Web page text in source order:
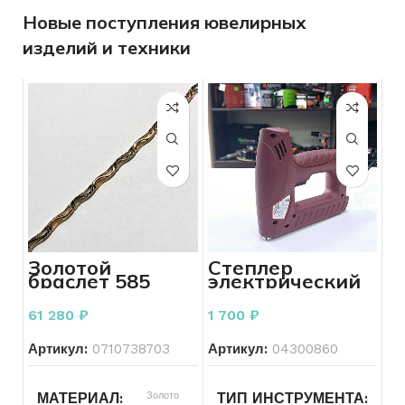
Новые поступления ювелирных
изделий и техники
Золотой
браслет 585
пробы 7,66
грамма
61 280 ₽
Артикул: 0710738703
МАТЕРИАЛ Золото
Степлер
электрический
Redverg RD-ES
53
1 700 ₽
Артикул: 04300860
ТИП ИНСТРУМЕНТА